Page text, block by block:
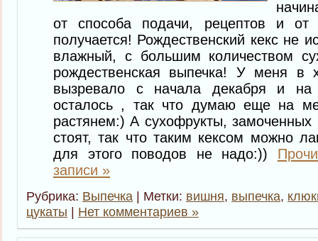
от способа подачи, рецептов и от
получается! Рождественский кекс не
влажный, с большим количеством
рождественская выпечка! У меня в
вызревало с начала декабря и
осталось , так что думаю еще на
растянем:) А сухофрукты,
стоят, так что таким кексом можно
для этого поводов не надо:))
записи »
Рубрика: Выпечка | Метки: вишня, выпечка,
цукаты | Нет комментариев »